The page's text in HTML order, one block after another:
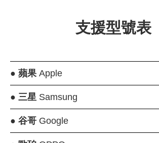
支援型號表
● 蘋果Apple
● 三星Samsung
● 谷哥Google